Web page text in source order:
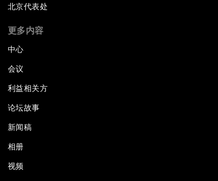
北京代表处
更多内容
中心
会议
利益相关方
论坛故事
新闻稿
相册
视频